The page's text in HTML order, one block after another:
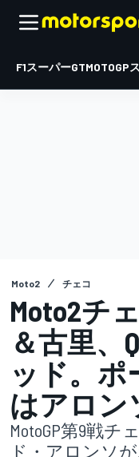
F1スーパーGTMOTOGP
Moto2 チェコ
Moto2チ
＆古里、
ッド。ポ
はアロン
MotoGP第9戦チ
ド・アロンソ